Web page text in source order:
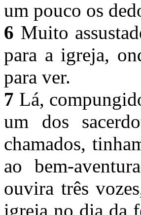
um pouco os
6 Muito
para a igreja,
para ver.
7 Lá,
um dos
chamados,
ao bem-
ouvira três
igreja no dia da